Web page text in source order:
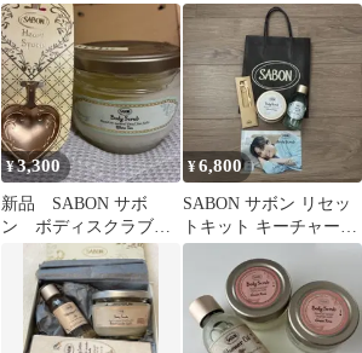
ゴールド 田中樹
エメラルド ソープ の香
¥3,300
新品 SABON サボ
ン ボディスクラブ
ホワイトティー 箱&
ハートスプーン付
¥6,800
SABON サボン リセッ
トキット キーチャーム
付 デリケートジャスミ